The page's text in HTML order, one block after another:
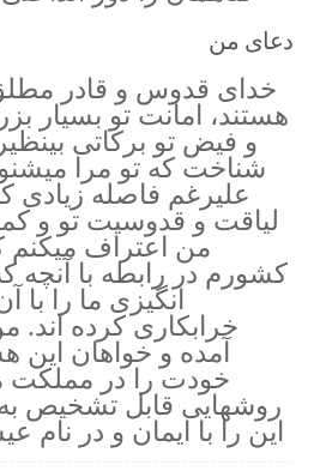
دعای من
خداى قدوس و قادر
هستند، امانت تو
و فيض تو بركاتى
شناخت كه تو مرا
عليرغم فاصله زيادى
لياقت و قدوسيت تو و
من اعتراف ميكنم
كشورم در رابطه با آنچه
انگيزى ما را با
خرابكارى كرده اند.
آمده و خواهان اين
خودت را در مملكت
روشهايى قابل تشخيص
اين را با ايمان و در نام